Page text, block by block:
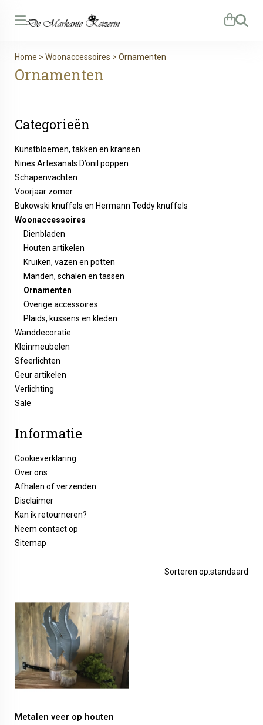
Zoeken
Home > Woonaccessoires > Ornamenten
Ornamenten
Categorieën
Kunstbloemen, takken en kransen
Nines Artesanals D’onil poppen
Schapenvachten
Voorjaar zomer
Bukowski knuffels en Hermann Teddy knuffels
Woonaccessoires
Dienbladen
Houten artikelen
Kruiken, vazen en potten
Manden, schalen en tassen
Ornamenten
Overige accessoires
Plaids, kussens en kleden
Wanddecoratie
Kleinmeubelen
Sfeerlichten
Geur artikelen
Verlichting
Sale
Informatie
Cookieverklaring
Over ons
Afhalen of verzenden
Disclaimer
Kan ik retourneren?
Neem contact op
Sitemap
Sorteren op:standaard
Metalen veer op houten